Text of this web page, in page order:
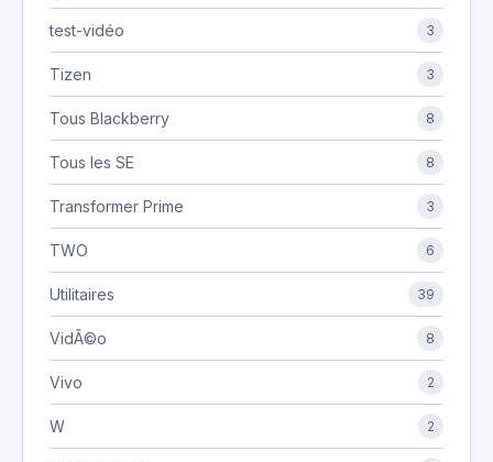
test-vidéo 3
Tizen 3
Tous Blackberry 8
Tous les SE 8
Transformer Prime 3
TWO 6
Utilitaires 39
VidÃ©o 8
Vivo 2
W 2